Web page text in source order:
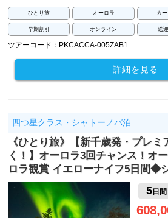
ひとり旅 オーロラ カ
早期割引 オンライン 送
ツアーコード：PKCACCA-005ZAB1
詳細を見る
四つ星クラス・シャトーノバ泊
《ひとり旅》【新千歳発・プレ
く！】オーロラ3回チャンス！オ
ロラ観賞 イエローナイフ5日間◆
5日間